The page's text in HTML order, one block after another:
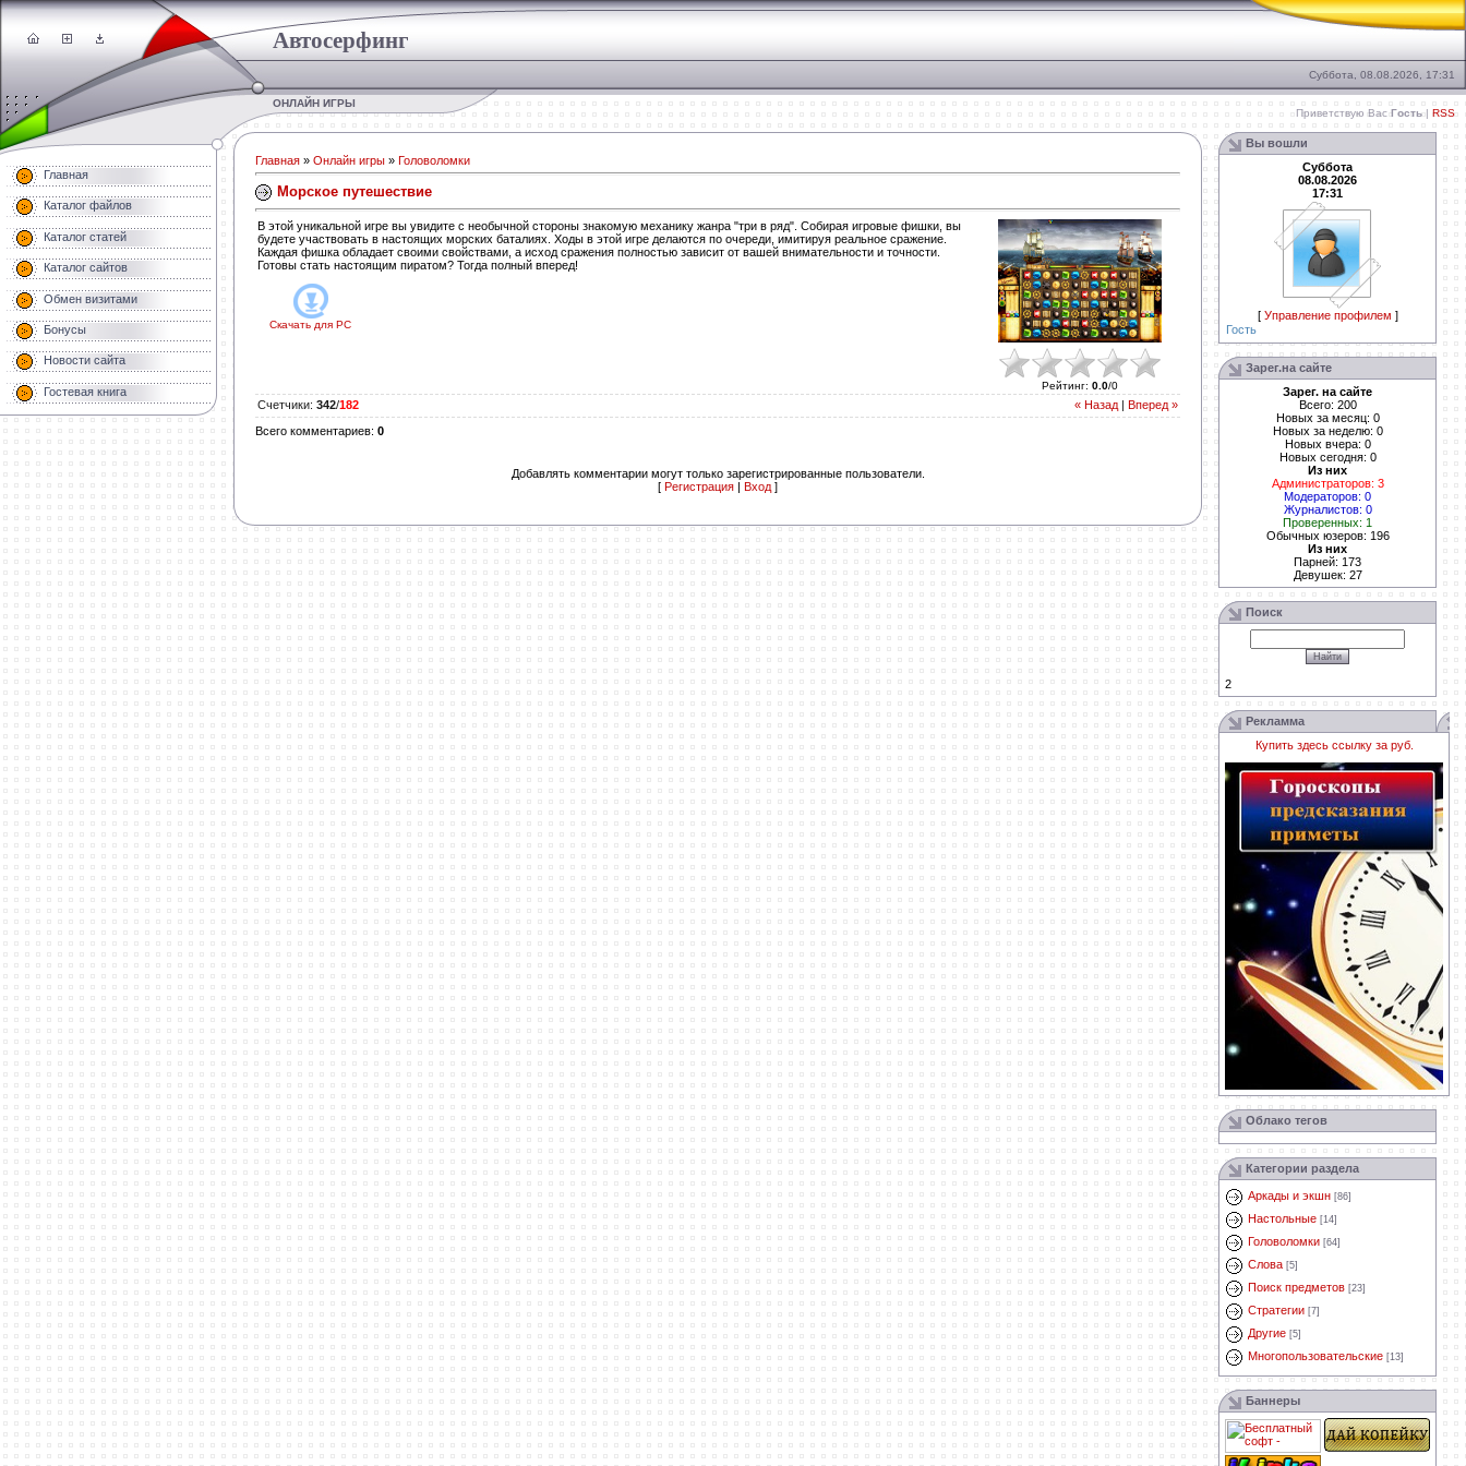
Автосерфинг
Суббота, 08.08.2026, 17:31
ОНЛАЙН ИГРЫ
Приветствую Вас Гость | RSS
Главная
Каталог файлов
Каталог статей
Каталог сайтов
Обмен визитами
Бонусы
Новости сайта
Гостевая книга
Главная » Онлайн игры » Головоломки
Морское путешествие
В этой уникальной игре вы увидите с необычной стороны знакомую механику жанра "три в ряд". Собирая игровые фишки, вы
будете участвовать в настоящих морских баталиях. Ходы в этой игре делаются по очереди, имитируя реальное сражение.
Каждая фишка обладает своими свойствами, а исход сражения полностью зависит от вашей внимательности и точности.
Готовы стать настоящим пиратом? Тогда полный вперед!
Скачать для PC
Рейтинг: 0.0/0
« Назад Вперед »
Счетчики: 342/182
Всего комментариев: 0
Добавлять комментарии могут только зарегистрированные пользователи.
[ Регистрация Вход ]
Вы вошли
Суббота
08.08.2026
17:31
[ Управление профилем ]
Гость
Зарег.на сайте
Зарег. на сайте
Всего: 200
Новых за месяц: 0
Новых за неделю: 0
Новых вчера: 0
Новых сегодня: 0
Из них
Администраторов: 3
Модераторов: 0
Журналистов: 0
Проверенных: 1
Обычных юзеров: 196
Из них
Парней: 173
Девушек: 27
Поиск
2
Рекламма
Купить здесь ссылку за руб.
Облако тегов
Категории раздела
Аркады и экшн [86]
Настольные [14]
Головоломки [64]
Слова [5]
Поиск предметов [23]
Стратегии [7]
Другие [5]
Многопользовательские [13]
Баннеры